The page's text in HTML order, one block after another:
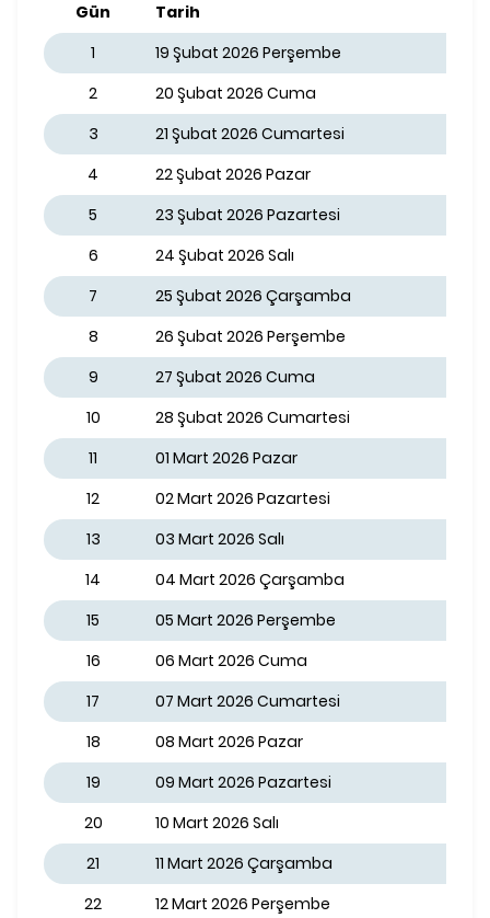
Gün Tarih
1
19 Şubat 2026 Perşembe
2
20 Şubat 2026 Cuma
3
21 Şubat 2026 Cumartesi
4
22 Şubat 2026 Pazar
5
23 Şubat 2026 Pazartesi
6
24 Şubat 2026 Salı
7
25 Şubat 2026 Çarşamba
8
26 Şubat 2026 Perşembe
9
27 Şubat 2026 Cuma
10
28 Şubat 2026 Cumartesi
11
01 Mart 2026 Pazar
12
02 Mart 2026 Pazartesi
13
03 Mart 2026 Salı
14
04 Mart 2026 Çarşamba
15
05 Mart 2026 Perşembe
16
06 Mart 2026 Cuma
17
07 Mart 2026 Cumartesi
18
08 Mart 2026 Pazar
19
09 Mart 2026 Pazartesi
20
10 Mart 2026 Salı
21
11 Mart 2026 Çarşamba
22
12 Mart 2026 Perşembe